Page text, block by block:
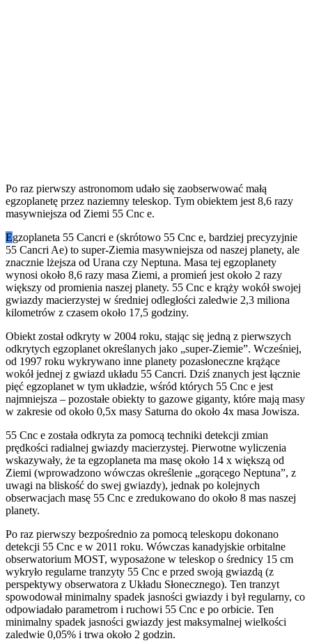
Po raz pierwszy astronomom udało się zaobserwować małą
egzoplanetę przez naziemny teleskop. Tym obiektem jest 8,6 razy
masywniejsza od Ziemi 55 Cnc e.
Egzoplaneta 55 Cancri e (skrótowo 55 Cnc e, bardziej precyzyjnie
55 Cancri Ae) to super-Ziemia masywniejsza od naszej planety, ale
znacznie lżejsza od Urana czy Neptuna. Masa tej egzoplanety
wynosi około 8,6 razy masa Ziemi, a promień jest około 2 razy
większy od promienia naszej planety. 55 Cnc e krąży wokół swojej
gwiazdy macierzystej w średniej odległości zaledwie 2,3 miliona
kilometrów z czasem około 17,5 godziny.
Obiekt został odkryty w 2004 roku, stając się jedną z pierwszych
odkrytych egzoplanet określanych jako „super-Ziemie”. Wcześniej,
od 1997 roku wykrywano inne planety pozasłoneczne krążące
wokół jednej z gwiazd układu 55 Cancri. Dziś znanych jest łącznie
pięć egzoplanet w tym układzie, wśród których 55 Cnc e jest
najmniejsza – pozostałe obiekty to gazowe giganty, które mają masy
w zakresie od około 0,5x masy Saturna do około 4x masa Jowisza.
55 Cnc e została odkryta za pomocą techniki detekcji zmian
prędkości radialnej gwiazdy macierzystej. Pierwotne wyliczenia
wskazywały, że ta egzoplaneta ma masę około 14 x większą od
Ziemi (wprowadzono wówczas określenie „gorącego Neptuna”, z
uwagi na bliskość do swej gwiazdy), jednak po kolejnych
obserwacjach masę 55 Cnc e zredukowano do około 8 mas naszej
planety.
Po raz pierwszy bezpośrednio za pomocą teleskopu dokonano
detekcji 55 Cnc e w 2011 roku. Wówczas kanadyjskie orbitalne
obserwatorium MOST, wyposażone w teleskop o średnicy 15 cm
wykryło regularne tranzyty 55 Cnc e przed swoją gwiazdą (z
perspektywy obserwatora z Układu Słonecznego). Ten tranzyt
spowodował minimalny spadek jasności gwiazdy i był regularny, co
odpowiadało parametrom i ruchowi 55 Cnc e po orbicie. Ten
minimalny spadek jasności gwiazdy jest maksymalnej wielkości
zaledwie 0,05% i trwa około 2 godzin.